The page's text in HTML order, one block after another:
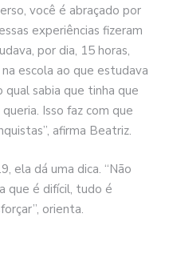
você é abraçado por
experiências fizeram
por dia, 15 horas,
escola ao que estudava
qual sabia que tinha que
Isso faz com que
afirma Beatriz.
ela dá uma dica. “Não
que é difícil, tudo é
orienta.